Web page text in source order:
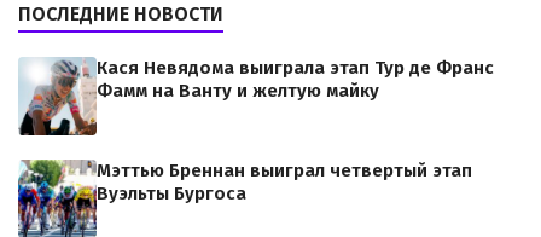
ПОСЛЕДНИЕ НОВОСТИ
Кася Невядома выиграла этап Тур де Франс
Фамм на Ванту и желтую майку
Мэттью Бреннан выиграл четвертый этап
Вуэльты Бургоса